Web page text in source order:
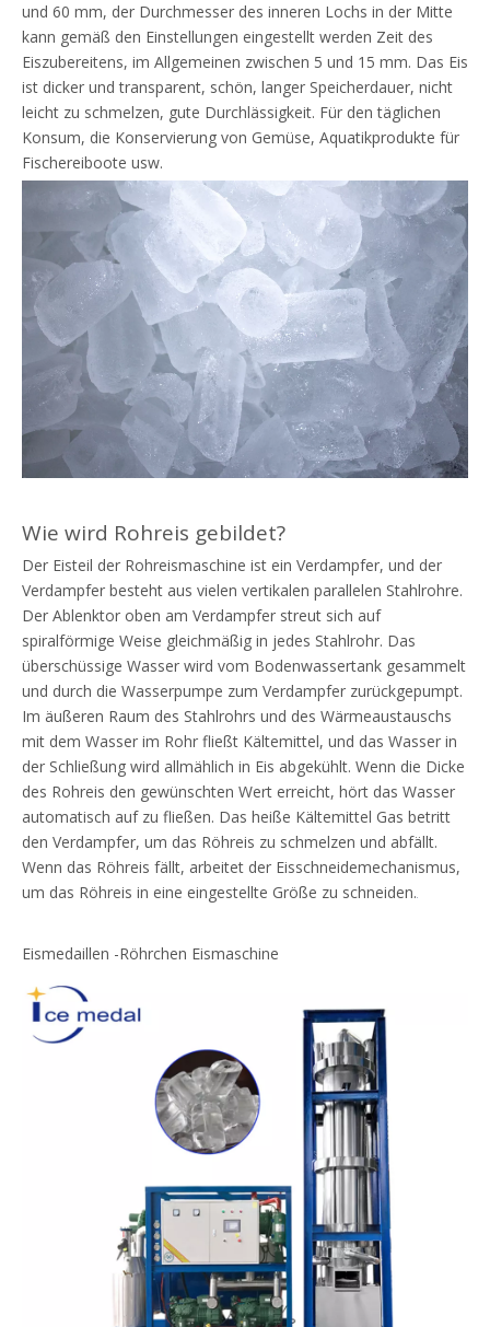
und 60 mm, der Durchmesser des inneren Lochs in der Mitte
kann gemäß den Einstellungen eingestellt werden Zeit des
Eiszubereitens, im Allgemeinen zwischen 5 und 15 mm. Das Eis
ist dicker und transparent, schön, langer Speicherdauer, nicht
leicht zu schmelzen, gute Durchlässigkeit. Für den täglichen
Konsum, die Konservierung von Gemüse, Aquatikprodukte für
Fischereiboote usw.
Wie wird Rohreis gebildet?
Der Eisteil der Rohreismaschine ist ein Verdampfer, und der
Verdampfer besteht aus vielen vertikalen parallelen Stahlrohre.
Der Ablenktor oben am Verdampfer streut sich auf
spiralförmige Weise gleichmäßig in jedes Stahlrohr. Das
überschüssige Wasser wird vom Bodenwassertank gesammelt
und durch die Wasserpumpe zum Verdampfer zurückgepumpt.
Im äußeren Raum des Stahlrohrs und des Wärmeaustauschs
mit dem Wasser im Rohr fließt Kältemittel, und das Wasser in
der Schließung wird allmählich in Eis abgekühlt. Wenn die Dicke
des Rohreis den gewünschten Wert erreicht, hört das Wasser
automatisch auf zu fließen. Das heiße Kältemittel Gas betritt
den Verdampfer, um das Röhreis zu schmelzen und abfällt.
Wenn das Röhreis fällt, arbeitet der Eisschneidemechanismus,
um das Röhreis in eine eingestellte Größe zu schneiden.
Eismedaillen -Röhrchen Eismaschine